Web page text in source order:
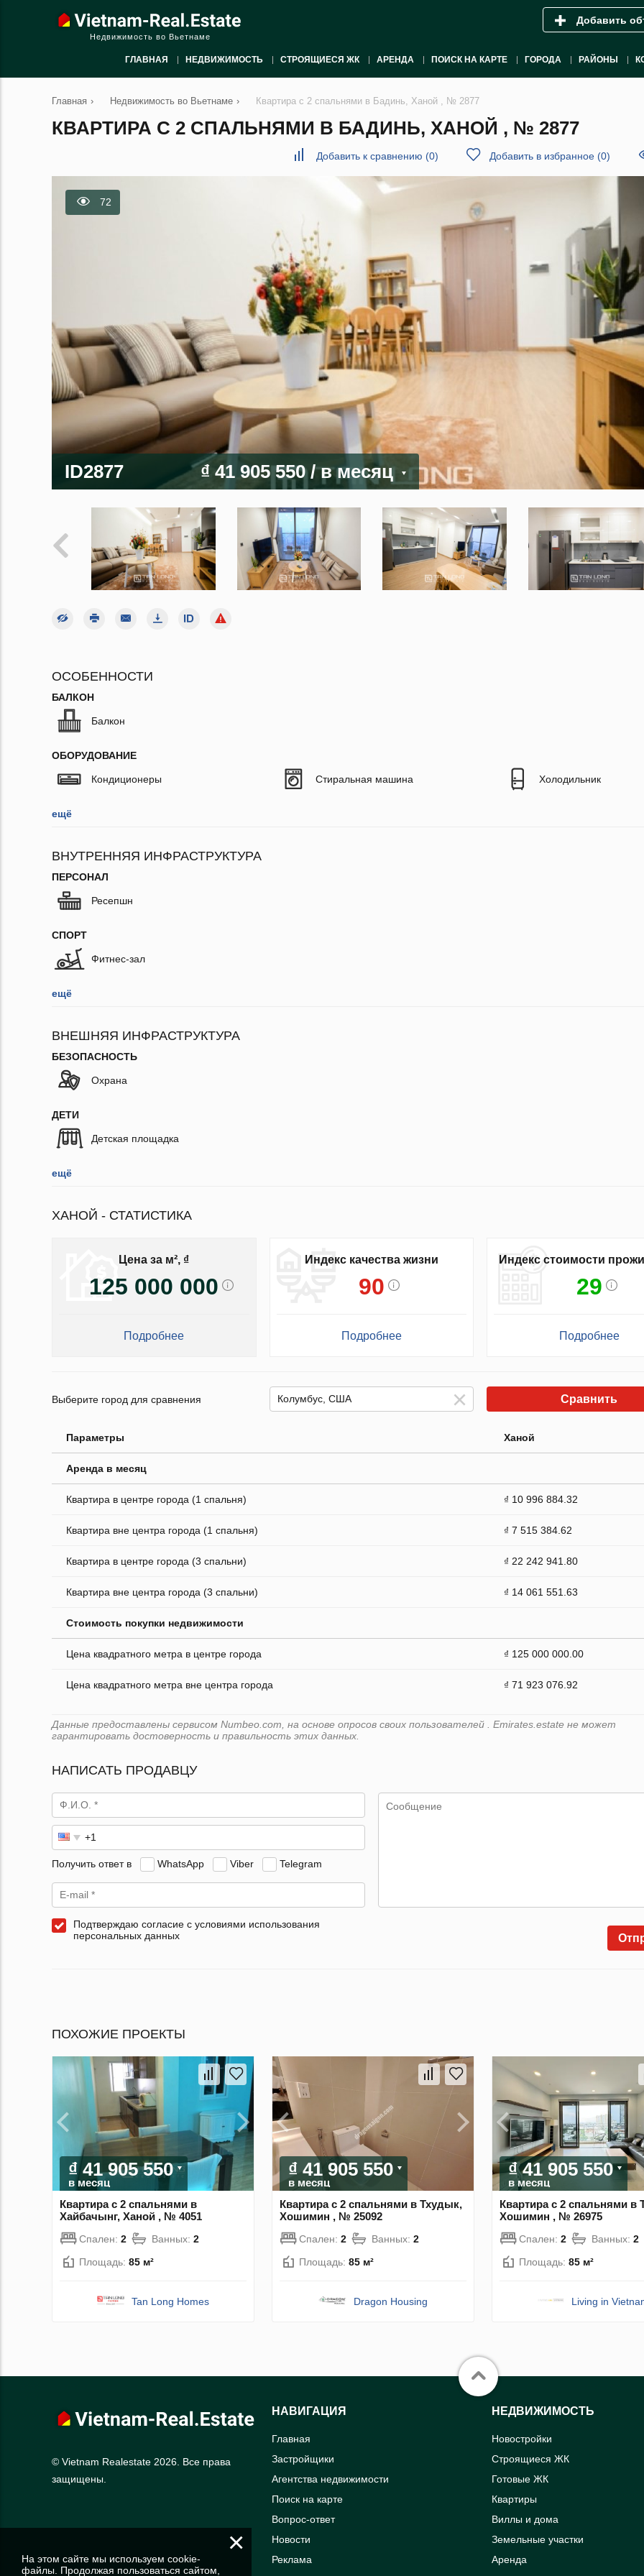
Недвижимость во Вьетнаме
Добавить
ГЛАВНАЯ НЕДВИЖИМОСТЬ СТРОЯЩИЕСЯ ЖК АРЕНДА ПОИСК НА КАРТЕ ГОРОДА РАЙОНЫ
Главная › Недвижимость во Вьетнаме › Квартира с 2 спальнями в Бадинь, Ханой , № 2877
КВАРТИРА С 2 СПАЛЬНЯМИ В БАДИНЬ, ХАНОЙ , № 2877
Добавить к сравнению (0) Добавить в избранное (0)
72
ID2877 ₫ 41 905 550/ в месяц
ОСОБЕННОСТИ
БАЛКОН
Балкон
ОБОРУДОВАНИЕ
Кондиционеры Стиральная машина Холодильник
ещё
ВНУТРЕННЯЯ ИНФРАСТРУКТУРА
ПЕРСОНАЛ
Ресепшн
СПОРТ
Фитнес-зал
ещё
ВНЕШНЯЯ ИНФРАСТРУКТУРА
БЕЗОПАСНОСТЬ
Охрана
ДЕТИ
Детская площадка
ещё
ХАНОЙ - СТАТИСТИКА
Цена за м², ₫
125 000 000
Подробнее
Индекс качества жизни
90
Подробнее
Индекс стоимости
29
Подробнее
Выберите город для сравнения Сравнить
Параметры Ханой
Аренда в месяц
Квартира в центре города (1 спальня) ₫ 10 996 884.32
Квартира вне центра города (1 спальня) ₫ 7 515 384.62
Квартира в центре города (3 спальни) ₫ 22 242 941.80
Квартира вне центра города (3 спальни) ₫ 14 061 551.63
Стоимость покупки недвижимости
Цена квадратного метра в центре города ₫ 125 000 000.00
Цена квадратного метра вне центра города ₫ 71 923 076.92
Данные предоставлены сервисом Numbeo.com, на основе опросов своих пользователей . Emirates.estate не может
гарантировать достоверность и правильность этих данных.
НАПИСАТЬ ПРОДАВЦУ
Получить ответ в WhatsApp Viber Telegram
Подтверждаю согласие с условиями использования
персональных данных
ПОХОЖИЕ ПРОЕКТЫ
₫ 41 905 550
в месяц
Квартира с 2 спальнями в
Хайбачынг, Ханой , № 4051
Спален: 2 Ванных: 2
Площадь: 85 м²
Tan Long Homes
₫ 41 905 550
в месяц
Квартира с 2 спальнями в Тхудык,
Хошимин , № 25092
Спален: 2 Ванных: 2
Площадь: 85 м²
Dragon Housing
₫ 41 905 550
в месяц
Квартира с 2 спальнями в
Хошимин , № 26975
Спален: 2 Ванных: 2
Площадь: 85 м²
Living in
© Vietnam Realestate 2026. Все права
защищены.
НАВИГАЦИЯ
Главная
Застройщики
Агентства недвижимости
Поиск на карте
Вопрос-ответ
Новости
Реклама
НЕДВИЖИМОСТЬ
Новостройки
Строящиеся ЖК
Готовые ЖК
Квартиры
Виллы и дома
Земельные участки
Аренда
×
На этом сайте мы используем cookie-
файлы. Продолжая пользоваться сайтом,